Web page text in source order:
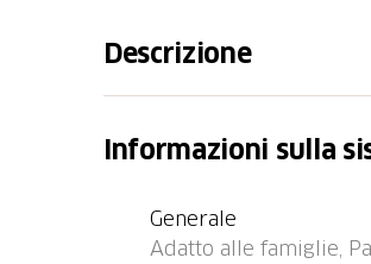
Descrizione
porto "Chastè" 36.4 km.
Informazioni sulla
Generale
Adatto alle famiglie,